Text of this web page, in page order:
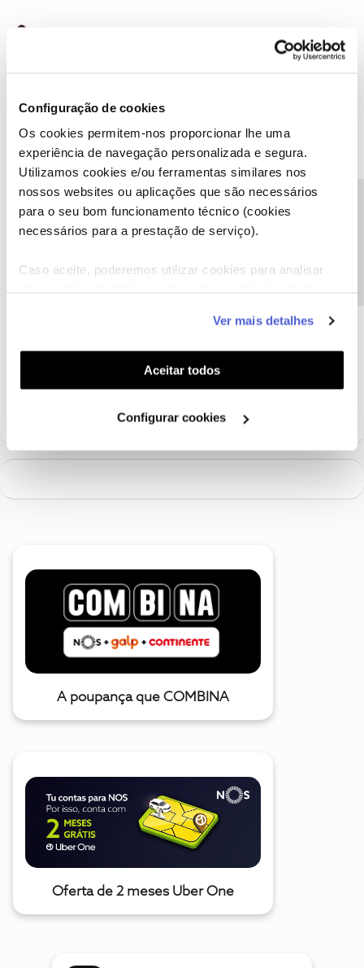
Configuração de cookies
Os cookies permitem-nos proporcionar lhe uma
experiência de navegação personalizada e segura.
Utilizamos cookies e/ou ferramentas similares nos
nossos websites ou aplicações que são necessários
para o seu bom funcionamento técnico (cookies
necessários para a prestação de serviço).
Caso aceite, poderemos utilizar cookies para analisar
funcionalidades (cookies de personalização e
funcionalidade) e adaptar anúncios aos seus interesses
(cookies de publicidade personalizada). Pode gerir a
utilização dos cookies clicando em "Configurar
Ver mais detalhes
Aceitar todos
Configurar cookies
João H. Forum|Forum|4 years ago
Boa tarde @Nuromen,
Agradecemos a sua mensagem.
De momento não possuímos informação adicional a prestar.
comercializados, através do Site NOS.
Siga os perfis da moderação, através da opção "Seguir", para estar
sempre a par das ultimas novidades.
A poupança que COMBINA
Oferta de 2 meses Uber One